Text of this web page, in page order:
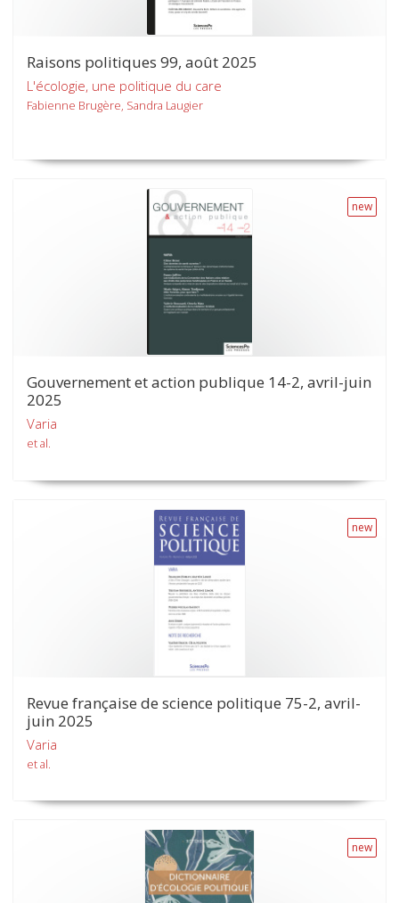
Raisons politiques 99, août 2025
L'écologie, une politique du care
Fabienne Brugère, Sandra Laugier
new
Gouvernement et action publique 14-2, avril-juin
2025
Varia
et al.
new
Revue française de science politique 75-2, avril-
juin 2025
Varia
et al.
new